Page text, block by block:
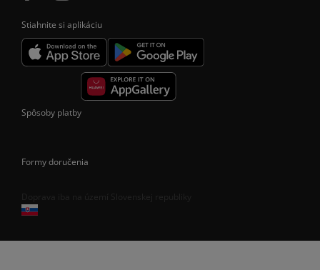
Stiahnite si aplikáciu
Spôsoby platby
Formy doručenia